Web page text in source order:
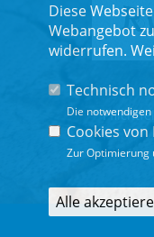
*
Diese
Webangebot
widerrufen.
Technisch
Die
Cookies
Zur Optimierung
Alle